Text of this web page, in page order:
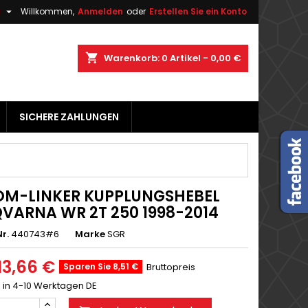
Willkommen, Anmelden oder Erstellen Sie ein Konto

shopping_cart Warenkorb: 0 Artikel - 0,00 €
SICHERE ZAHLUNGEN
LINKER KUPPLUNGSHEBEL
WR 2T 250 1998-2014
440743#6 MarkeSGR
€ Sparen Sie 8,51 €
Bruttopreis
4-10 Werktagen DE